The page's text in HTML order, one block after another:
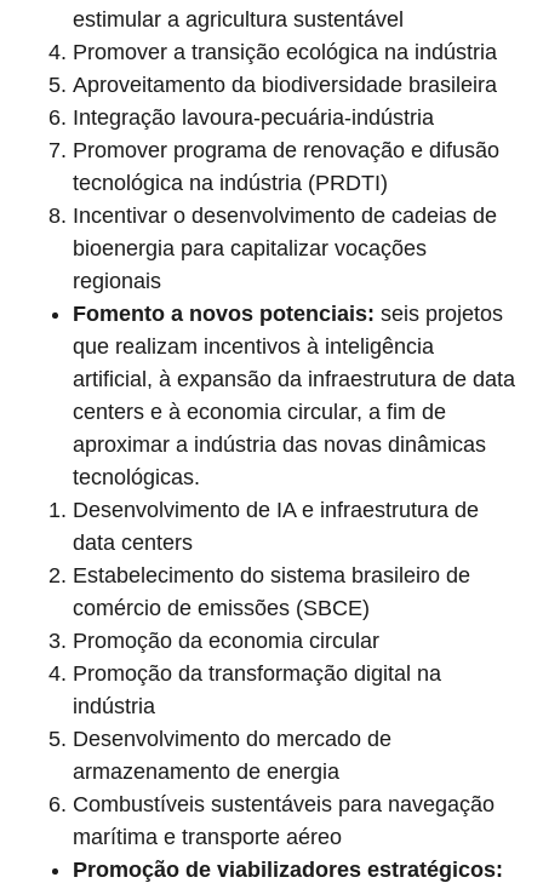
estimular a agricultura sustentável
Promover a transição ecológica na indústria
Aproveitamento da biodiversidade brasileira
Integração lavoura-pecuária-indústria
Promover programa de renovação e difusão
tecnológica na indústria (PRDTI)
Incentivar o desenvolvimento de cadeias de
bioenergia para capitalizar vocações
regionais
Fomento a novos potenciais: seis projetos
que realizam incentivos à inteligência
artificial, à expansão da infraestrutura de data
centers e à economia circular, a fim de
aproximar a indústria das novas dinâmicas
tecnológicas.
Desenvolvimento de IA e infraestrutura de
data centers
Estabelecimento do sistema brasileiro de
comércio de emissões (SBCE)
Promoção da economia circular
Promoção da transformação digital na
indústria
Desenvolvimento do mercado de
armazenamento de energia
Combustíveis sustentáveis para navegação
marítima e transporte aéreo
Promoção de viabilizadores estratégicos: